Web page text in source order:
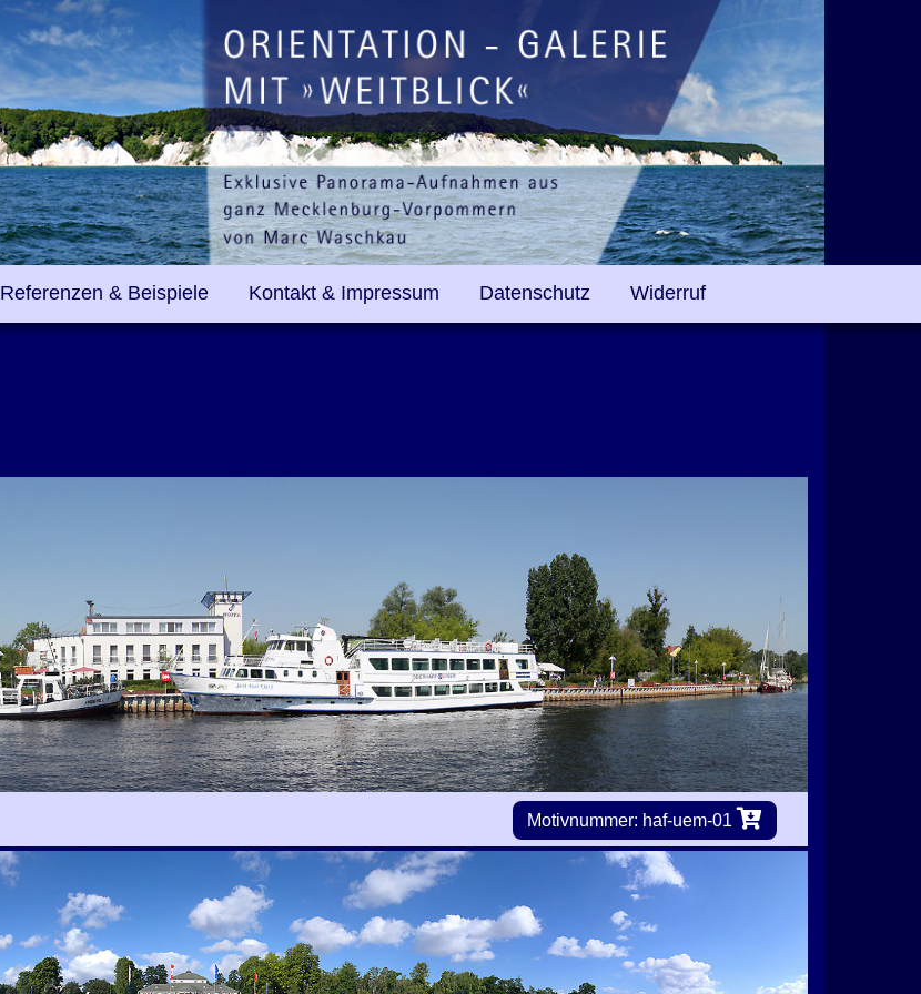
Referenzen & Beispiele Kontakt & Impressum Datenschutz Widerruf
Motivnummer: haf-uem-01